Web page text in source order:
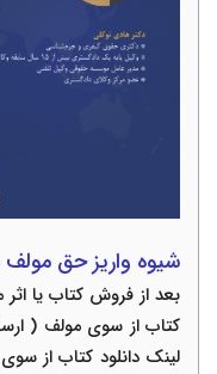
شیوه واریز حق مولف
بعد از فروش کتاب یا
کتاب از سوی مولف (
لینک دانلود کتاب از